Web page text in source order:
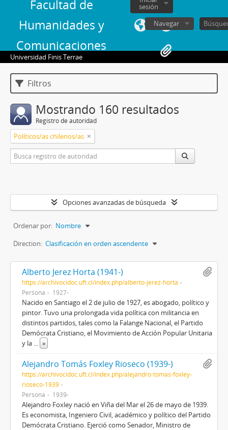
Facultad de
Humanidades y
Comunicaciones
sesión
Navegar
Universidad Finis Terrae
Filtros
Mostrando 160 resultados
Registro de autoridad
Políticos/as chilenos/as
Opciones avanzadas de búsqueda
Ordenar por: Nombre
Direction: Clasificación en orden ascendente
Alberto Jerez Horta (1941-)
https://archivocidoc.uft.cl/index.php/alberto-jerez-horta
Persona
1927-
Nacido en Santiago el 2 de julio de 1927, es abogado, político y
pintor. Tuvo una prolongada vida política con militancia en
distintos partidos, tales como la Falange Nacional, el Partido
Demócrata Cristiano, el Movimiento de Acción Popular Unitaria
y la ... »
Alejandro Tomás Foxley Rioseco (1939-)
https://archivocidoc.uft.cl/index.php/alejandro-tomas-foxley-
rioseco-1939
Persona
1939-
Alejandro Foxley nació en Viña del Mar el 26 de mayo de 1939.
Es economista, Ingeniero Civil, académico y político del Partido
Demócrata Cristiano. Ejerció como Senador, Ministro de